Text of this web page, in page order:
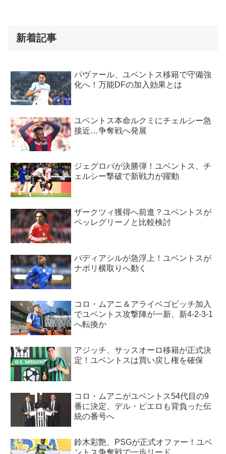
新着記事
パヴァール、ユベントス移籍で守備強
化へ！万能DFの加入効果とは
ユベントス本命ルクミにチェルシー急
接近…争奪戦へ発展
ジェグロバが決勝弾！ユベントス、チ
ェルシー撃破で新戦力が躍動
ザークツィ獲得へ前進？ユベントスが
ペッレグリーノと比較検討
バディアシルが急浮上！ユベントスが
ナポリ横取りへ動く
コロ・ムアニ＆アライベゴビッチ加入
でユベントス攻撃陣が一新、新4-2-3-1
へ転換か
アジッチ、サッスオーロ移籍が正式決
定！ユベントスは買い戻し権を確保
コロ・ムアニがユベントス54代目の9
番に決定、デル・ピエロも背負った伝
統の番号へ
鈴木彩艶、PSGが正式オファー！ユベ
ントス争奪戦で一歩リード